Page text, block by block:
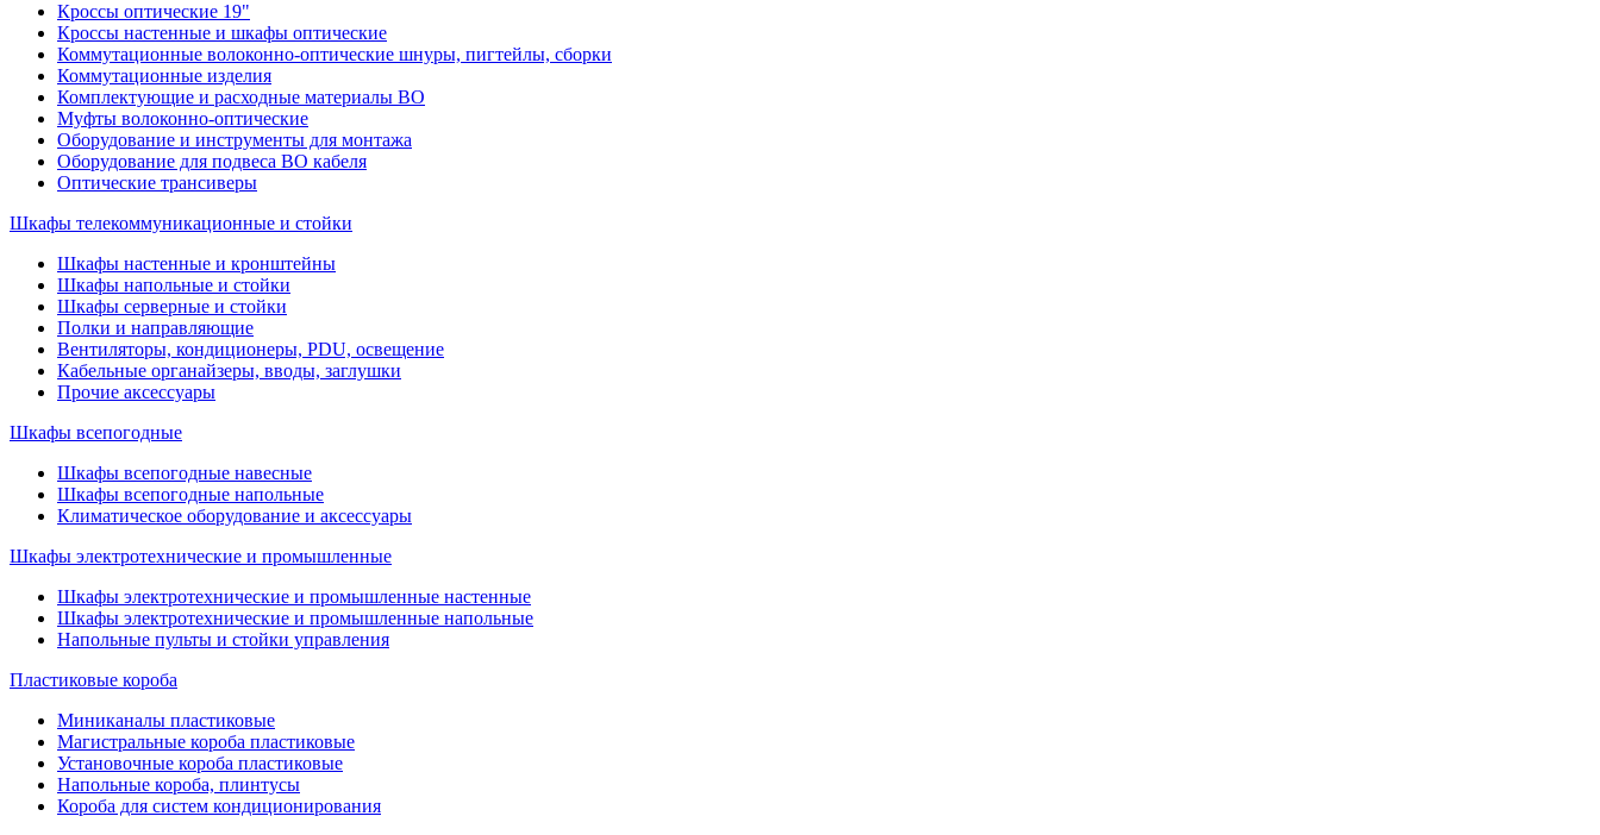
Кроссы оптические 19"
Кроссы настенные и шкафы оптические
Коммутационные волоконно-оптические шнуры, пигтейлы, сборки
Коммутационные изделия
Комплектующие и расходные материалы ВО
Муфты волоконно-оптические
Оборудование и инструменты для монтажа
Оборудование для подвеса ВО кабеля
Оптические трансиверы
Шкафы телекоммуникационные и стойки
Шкафы настенные и кронштейны
Шкафы напольные и стойки
Шкафы серверные и стойки
Полки и направляющие
Вентиляторы, кондиционеры, PDU, освещение
Кабельные органайзеры, вводы, заглушки
Прочие аксеcсуары
Шкафы всепогодные
Шкафы всепогодные навесные
Шкафы всепогодные напольные
Климатическое оборудование и аксессуары
Шкафы электротехнические и промышленные
Шкафы электротехнические и промышленные настенные
Шкафы электротехнические и промышленные напольные
Напольные пульты и стойки управления
Пластиковые короба
Миниканалы пластиковые
Магистральные короба пластиковые
Установочные короба пластиковые
Напольные короба, плинтусы
Короба для систем кондиционирования